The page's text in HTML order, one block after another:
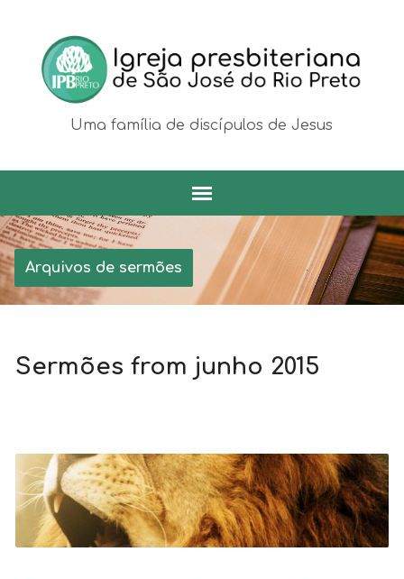
Uma família de discípulos de Jesus
Arquivos de sermões
Sermões from junho 2015